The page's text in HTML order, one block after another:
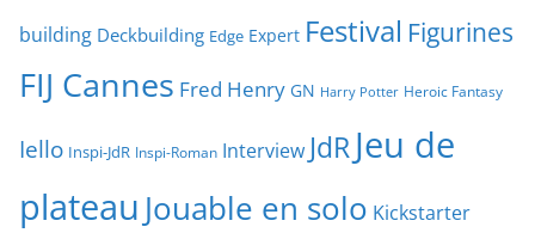
building Deckbuilding Edge Expert Festival Figurines
FIJ Cannes Fred Henry GN Harry Potter Heroic Fantasy
Iello Inspi-JdR Inspi-Roman Interview JdRJeu de
plateau Jouable en solo Kickstarter